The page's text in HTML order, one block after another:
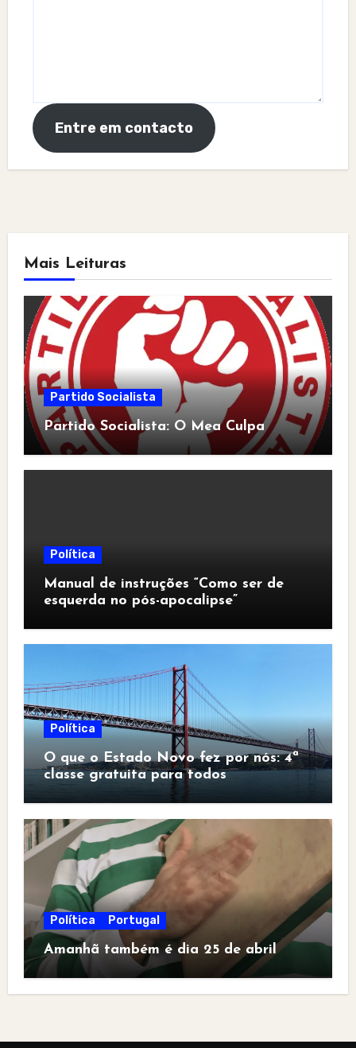
Entre em contacto
Mais Leituras
Partido Socialista
Partido Socialista: O Mea Culpa
Política
Manual de instruções “Como ser de
esquerda no pós-apocalipse”
Política
O que o Estado Novo fez por nós: 4ª
classe gratuita para todos
Política Portugal
Amanhã também é dia 25 de abril